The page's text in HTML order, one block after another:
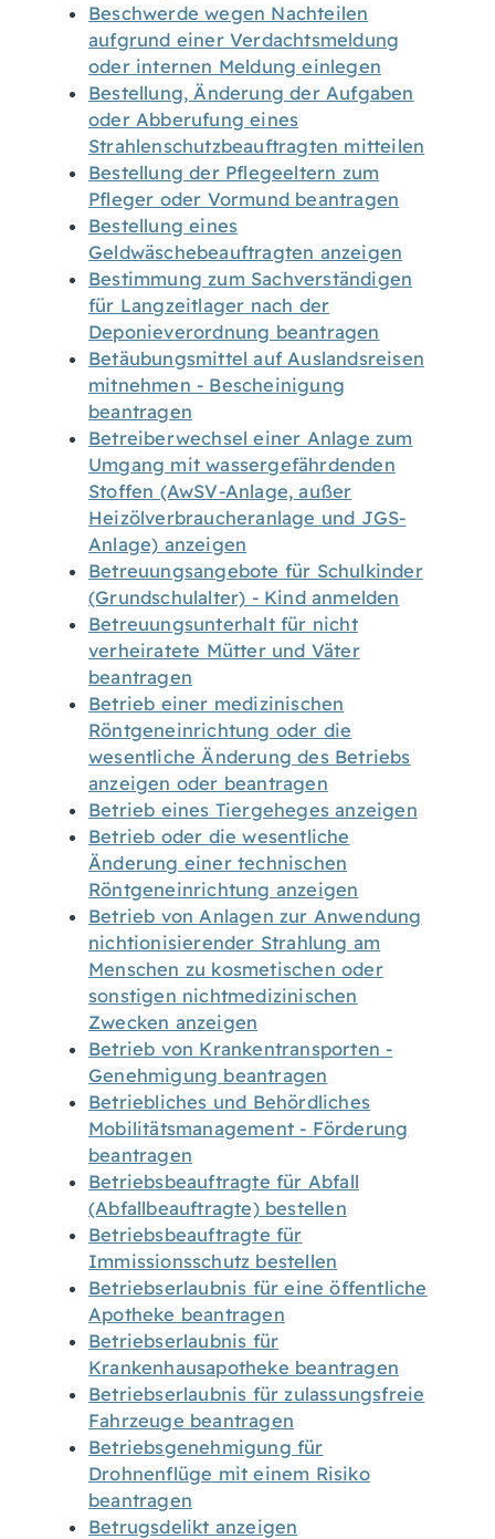
Beschwerde wegen Nachteilen
aufgrund einer Verdachtsmeldung
oder internen Meldung einlegen
Bestellung, Änderung der Aufgaben
oder Abberufung eines
Strahlenschutzbeauftragten mitteilen
Bestellung der Pflegeeltern zum
Pfleger oder Vormund beantragen
Bestellung eines
Geldwäschebeauftragten anzeigen
Bestimmung zum Sachverständigen
für Langzeitlager nach der
Deponieverordnung beantragen
Betäubungsmittel auf Auslandsreisen
mitnehmen - Bescheinigung
beantragen
Betreiberwechsel einer Anlage zum
Umgang mit wassergefährdenden
Stoffen (AwSV-Anlage, außer
Heizölverbraucheranlage und JGS-
Anlage) anzeigen
Betreuungsangebote für Schulkinder
(Grundschulalter) - Kind anmelden
Betreuungsunterhalt für nicht
verheiratete Mütter und Väter
beantragen
Betrieb einer medizinischen
Röntgeneinrichtung oder die
wesentliche Änderung des Betriebs
anzeigen oder beantragen
Betrieb eines Tiergeheges anzeigen
Betrieb oder die wesentliche
Änderung einer technischen
Röntgeneinrichtung anzeigen
Betrieb von Anlagen zur Anwendung
nichtionisierender Strahlung am
Menschen zu kosmetischen oder
sonstigen nichtmedizinischen
Zwecken anzeigen
Betrieb von Krankentransporten -
Genehmigung beantragen
Betriebliches und Behördliches
Mobilitätsmanagement - Förderung
beantragen
Betriebsbeauftragte für Abfall
(Abfallbeauftragte) bestellen
Betriebsbeauftragte für
Immissionsschutz bestellen
Betriebserlaubnis für eine öffentliche
Apotheke beantragen
Betriebserlaubnis für
Krankenhausapotheke beantragen
Betriebserlaubnis für zulassungsfreie
Fahrzeuge beantragen
Betriebsgenehmigung für
Drohnenflüge mit einem Risiko
beantragen
Betrugsdelikt anzeigen